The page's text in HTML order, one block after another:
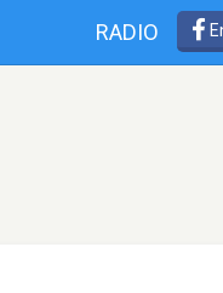
RADIO